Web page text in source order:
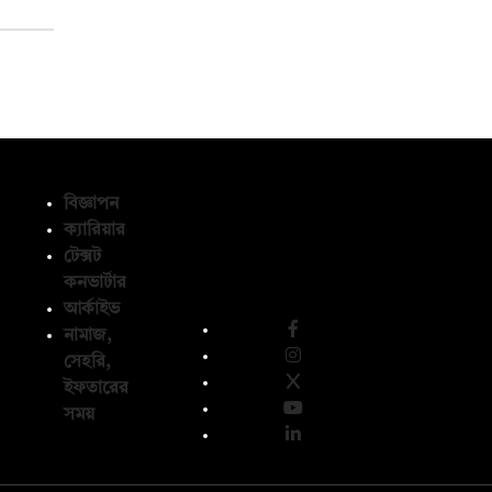
বিজ্ঞাপন
ক্যারিয়ার
টেক্সট
কনভার্টার
আর্কাইভ
নামাজ,
সেহরি,
ইফতারের
সময়